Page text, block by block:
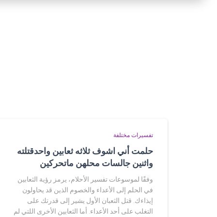
تفسيرات مختلفة
حلمت أني اشوف ثلاثه ثعابين واحدقتلته
واثنين جالسات محلهن ماتحركين
وفقًا لموسوعات تفسير الأحلام، يرمز رؤية الثعابين
في الحلم إلى الأعداء والخصوم الذين قد يحاولون
إيذاءك. قتل الثعبان الأول يشير إلى قدرتك على
التغلب على أحد الأعداء. أما الثعابين الأخرى اللتي لم